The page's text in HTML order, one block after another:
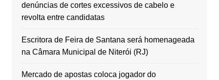
denúncias de cortes excessivos de cabelo e
revolta entre candidatas
Escritora de Feira de Santana será homenageada
na Câmara Municipal de Niterói (RJ)
Mercado de apostas coloca jogador do